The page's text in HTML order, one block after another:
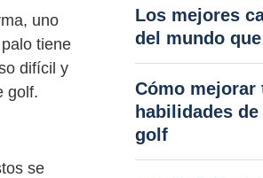
uno
tiene
difícil y
golf.
se
Los mejores
del mundo
Cómo mejorar
habilidades
golf